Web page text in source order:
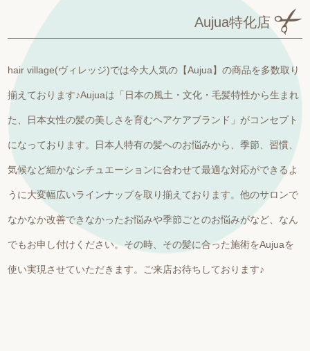
Aujua特化店
hair village(ヴィレッジ)では今大人気の【Aujua】の商品を多数取り
揃えております♪Aujuaは「日本の風土・文化・毛髪特性から生まれ
た、日本女性の髪の美しさを育むヘアケアブランド」がコンセプト
になっております。日本人特有の髪へのお悩みから、季節、習慣、
気候など細かなシチュエーションに合わせて最適な対応ができるよ
うに大変幅広いラインナップを取り揃えております。他のサロンで
なかなか改善できなかったお悩みや季節ごとのお悩みがなど、なん
でもお申し付けください。その時、その髪に合った施術をAujuaを
使い実現させていただきます。ご来店お待ちしております♪